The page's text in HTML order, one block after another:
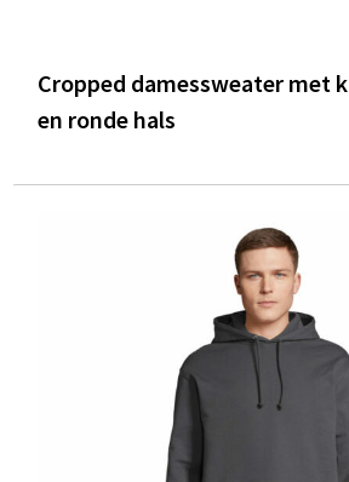
Cropped damessweater met
en ronde hals